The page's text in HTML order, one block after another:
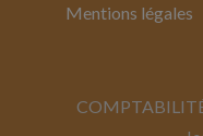
Mentions légales